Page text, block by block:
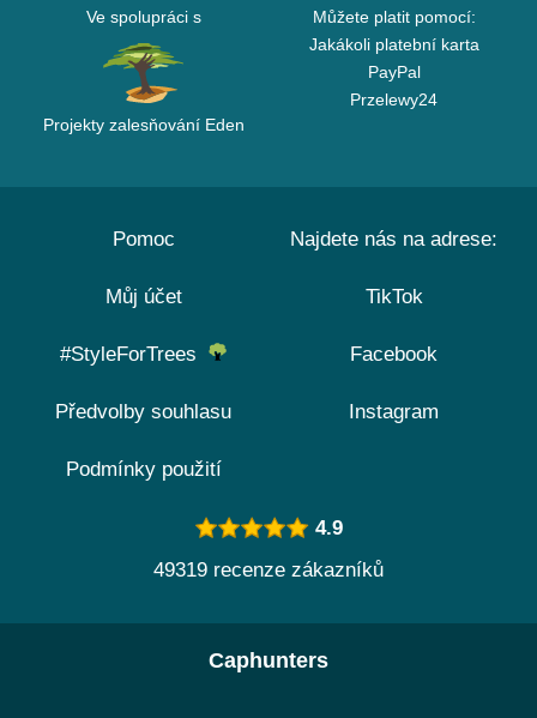
Ve spolupráci s
Projekty zalesňování Eden
Můžete platit pomocí:
Jakákoli platební karta
PayPal
Przelewy24
Pomoc
Můj účet
#StyleForTrees
Předvolby souhlasu
Podmínky použití
Najdete nás na adrese:
TikTok
Facebook
Instagram
4.9
49319 recenze zákazníků
Caphunters